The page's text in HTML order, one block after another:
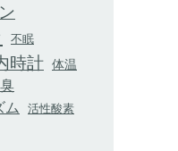
不眠
時計 体温
ム 活性酸素